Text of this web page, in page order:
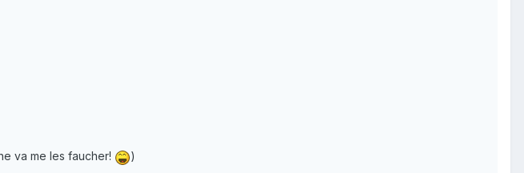
va me les faucher! )